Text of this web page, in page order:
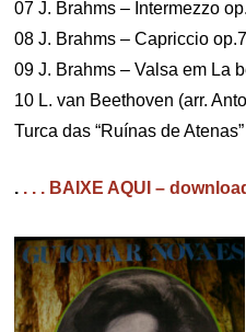
07 J. Brahms – Intermezzo
08 J. Brahms – Capriccio
09 J. Brahms – Valsa em La
10 L. van Beethoven (arr.
Turca das “Ruínas de Atenas”
. . . . BAIXE AQUI –